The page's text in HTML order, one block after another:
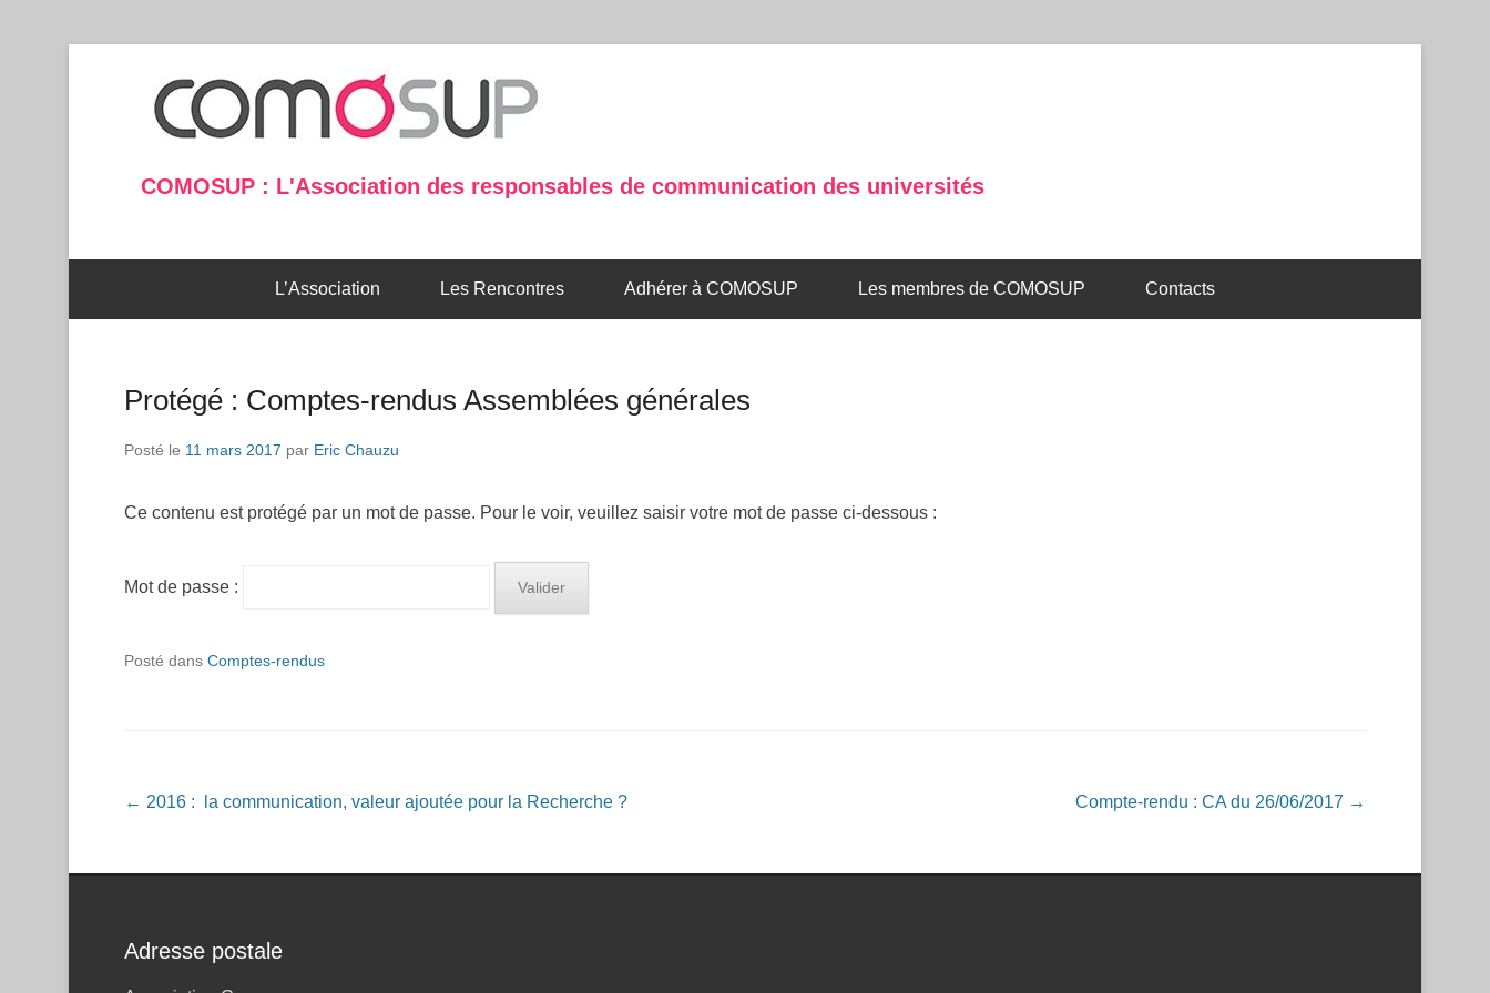
COMOSUP : L'Association des responsables de communication des universités
L’Association Les Rencontres Adhérer à COMOSUP Les membres de COMOSUP Contacts
Protégé : Comptes-rendus Assemblées générales
Posté le 11 mars 2017 par Eric Chauzu
Ce contenu est protégé par un mot de passe. Pour le voir, veuillez saisir votre mot de passe ci-dessous :
Mot de passe :
Posté dans Comptes-rendus
Navigation dans les articles
← 2016 : la communication, valeur ajoutée pour la Recherche ? Compte-rendu : CA du 26/06/2017 →
Adresse postale